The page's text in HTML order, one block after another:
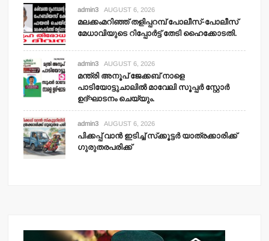
admin3 AUGUST 6, 2026
മലക്കംമറിഞ്ഞ് തളിപ്പറമ്പ് പോലീസ്-പോലീസ്
മേധാവിയുടെ റിപ്പോര്‍ട്ട് തേടി ഹൈക്കോടതി.
admin3 AUGUST 6, 2026
മന്ത്രി അനൂപ് ജേക്കബ് നാളെ
പാടിയോട്ടുചാലില്‍ മാവേലി സൂപ്പര്‍ സ്റ്റോര്‍
ഉദ്ഘാടനം ചെയ്യും.
admin3 AUGUST 6, 2026
പിക്കപ്പ് വാന്‍ ഇടിച്ച് സ്‌ക്കൂട്ടര്‍ യാത്രക്കാരിക്ക്
ഗുരുതരപരിക്ക്